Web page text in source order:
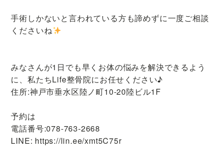
手術しかないと言われている方も諦めずに一度ご相談
くださいね
みなさんが1日でも早くお体の悩みを解決できるよう
に、私たちLife整骨院にお任せください♪
住所:神戸市垂水区陸ノ町10-20陸ビル1F
予約は
電話番号:078-763-2668
LINE: https://lin.ee/xmt5C75r